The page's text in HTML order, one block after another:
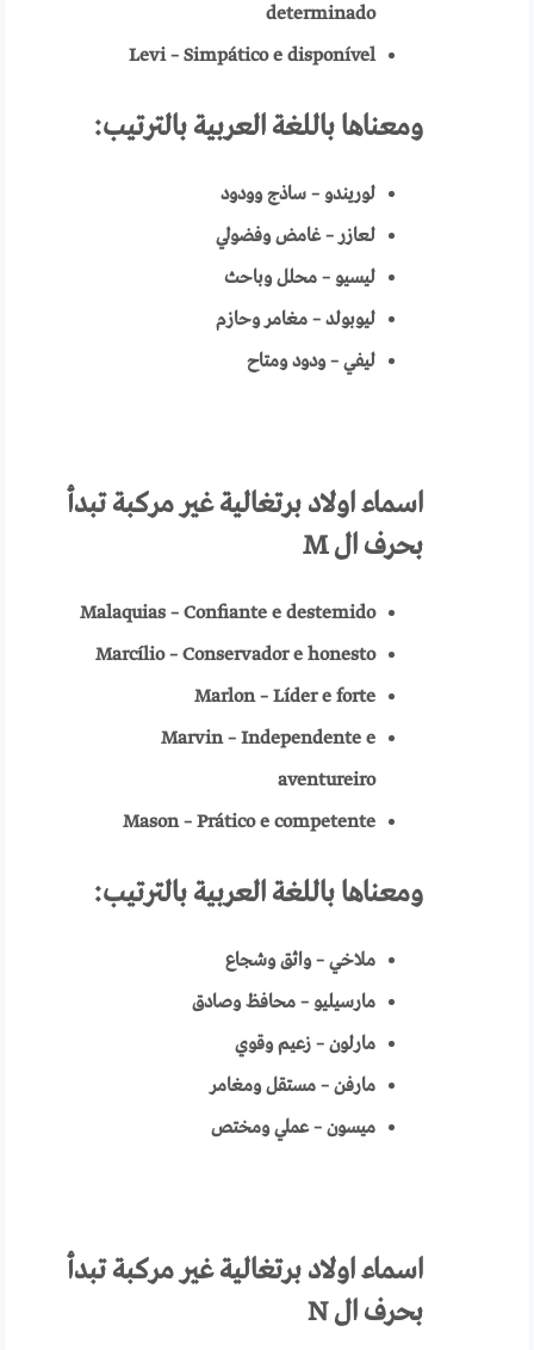
determinado
Levi – Simpático e disponível
ومعناها باللغة العربية بالترتيب:
لوريندو – ساذج وودود
لعازر – غامض وفضولي
ليسيو – محلل وباحث
ليوبولد – مغامر وحازم
ليفي – ودود ومتاح
اسماءاولاد برتغاليةغير مركبة تبدأ
بحرف الM
Malaquias – Confiante e destemido
Marcílio – Conservador e honesto
Marlon – Líder e forte
Marvin – Independente e
aventureiro
Mason – Prático e competente
ومعناها باللغة العربية بالترتيب:
ملاخي – واثق وشجاع
مارسيليو – محافظ وصادق
مارلون – زعيم وقوي
مارفن – مستقل ومغامر
ميسون – عملي ومختص
اسماءاولاد برتغاليةغير مركبة تبدأ
بحرف الN